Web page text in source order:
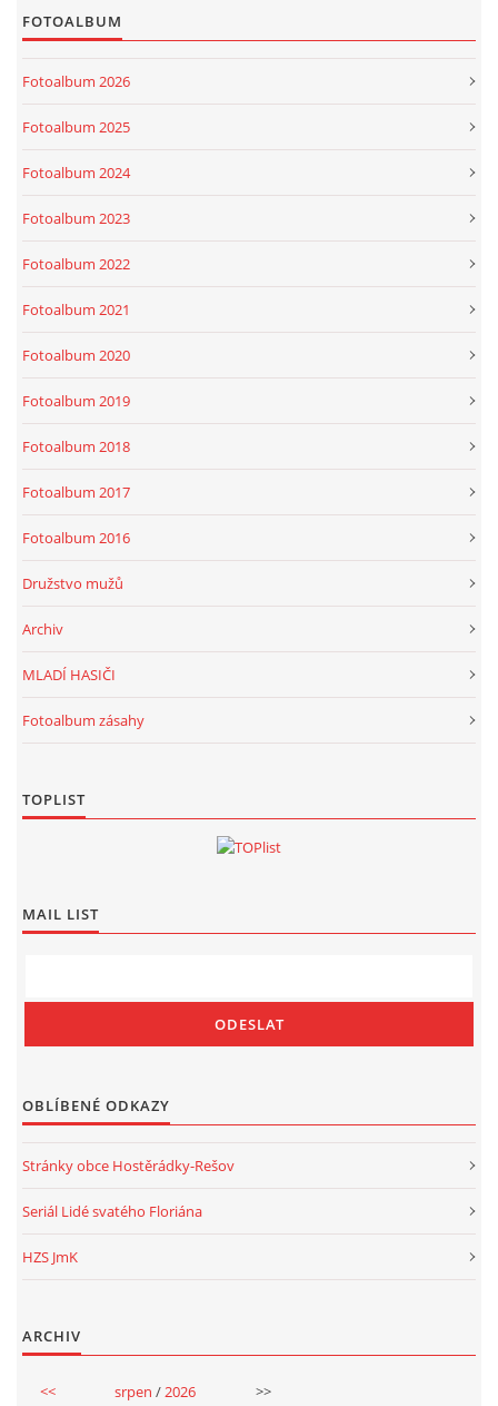
FOTOALBUM
Fotoalbum 2026
Fotoalbum 2025
Fotoalbum 2024
Fotoalbum 2023
Fotoalbum 2022
Fotoalbum 2021
Fotoalbum 2020
Fotoalbum 2019
Fotoalbum 2018
Fotoalbum 2017
Fotoalbum 2016
Družstvo mužů
Archiv
MLADÍ HASIČI
Fotoalbum zásahy
TOPLIST
MAIL LIST
OBLÍBENÉ ODKAZY
Stránky obce Hostěrádky-Rešov
Seriál Lidé svatého Floriána
HZS JmK
ARCHIV
<< srpen /2026 >>